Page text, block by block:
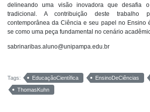
delineando uma visão inovadora que desafia
tradicional. A contribuição deste trabalho
contemporânea da Ciência e seu papel no Ensino
se como uma peça fundamental no cenário
sabrinaribas.aluno@unipampa.edu.br
Tags: EducaçãoCientífica EnsinoDeCiências
ThomasKuhn